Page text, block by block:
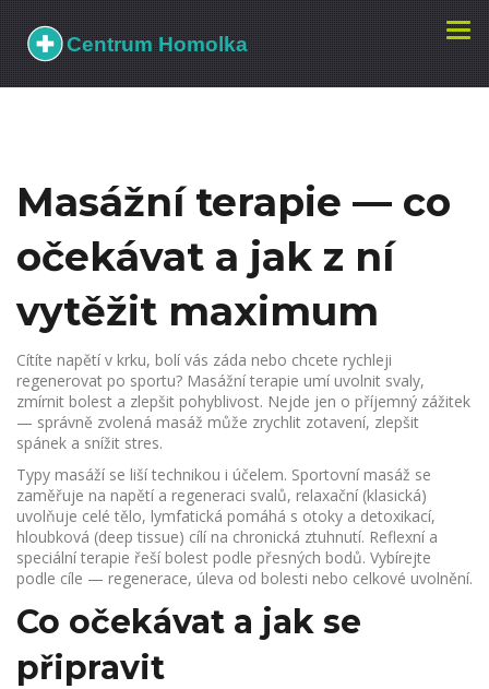
Masážní terapie — co
očekávat a jak z ní
vytěžit maximum
Cítíte napětí v krku, bolí vás záda nebo chcete rychleji
regenerovat po sportu? Masážní terapie umí uvolnit svaly,
zmírnit bolest a zlepšit pohyblivost. Nejde jen o příjemný zážitek
— správně zvolená masáž může zrychlit zotavení, zlepšit
spánek a snížit stres.
Typy masáží se liší technikou i účelem. Sportovní masáž se
zaměřuje na napětí a regeneraci svalů, relaxační (klasická)
uvolňuje celé tělo, lymfatická pomáhá s otoky a detoxikací,
hloubková (deep tissue) cílí na chronická ztuhnutí. Reflexní a
speciální terapie řeší bolest podle přesných bodů. Vybírejte
podle cíle — regenerace, úleva od bolesti nebo celkové uvolnění.
Co očekávat a jak se
připravit